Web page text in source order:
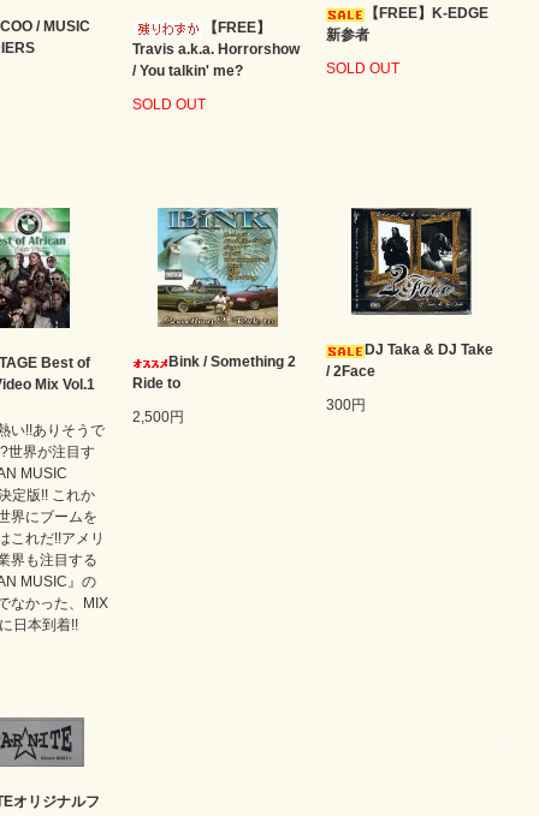
/ MUSIC
【FREE】
Travis a.k.a. Horrorshow
/ You talkin' me?
SOLD OUT
【FREE】K-EDGE
新参者
SOLD OUT
Best of
Mix Vol.1
い!!ありそうで
世界が注目す
MUSIC
定版!! これか
界にブームを
これだ!!アメリ
界も注目する
MUSIC』の
なかった、MIX
日本到着!!
Bink / Something 2
Ride to
2,500円
DJ Taka & DJ Take
/ 2Face
300円
オリジナルフ